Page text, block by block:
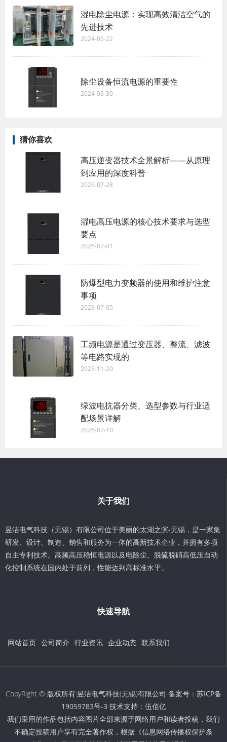
湿电除尘电源：实现高效清洁空气的
先进技术
2024-05-22
除尘设备恒流电源的重要性
2024-08-30
猜你喜欢
高压逆变器技术全景解析——从原理
到应用的深度科普
2026-07-28
湿电高压电源的核心技术要求与选型
要点
2026-07-01
防爆型电力变频器的使用和维护注意
事项
2023-07-05
工频电源是通过变压器、整流、滤波
等电路实现的
2023-11-20
绿波电抗器分类、选型参数与行业适
配场景详解
2026-07-10
关于我们
昱洁电气科技（无锡）有限公司位于美丽的太湖之滨-无锡，是一家集
研发、设计、制造、销售和服务为一体的高新技术企业，并拥有多项
自主专利技术。高频高压稳恒电源以及电除尘、脱硫脱硝高低压自动
化控制系统在国内处于前列，性能达到高标准水平。
快速导航
网站首页 公司简介 行业资讯 企业动态 联系我们
CopyRight © 版权所有:昱洁电气科技(无锡)有限公司 备案号： 苏ICP备
19059783号-3 技术支持： 伍佰亿
我们采用的作品包括内容图片全部来源于网络用户和读者投稿，我们
不确定投稿用户享有完全著作权，根据《信息网络传播权保护条